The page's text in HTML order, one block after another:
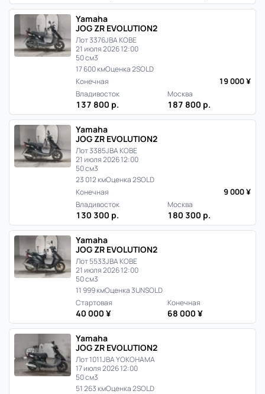
Yamaha
JOG ZR EVOLUTION2
Лот 3376JBA KOBE
21 июля 2026 12:00
50 см3
17 600 кмОценка 2SOLD
Конечная
19 000 ¥
Владивосток
137 800 р.
Москва
187 800 р.
Yamaha
JOG ZR EVOLUTION2
Лот 3385JBA KOBE
21 июля 2026 12:00
50 см3
23 012 кмОценка 2SOLD
Конечная
9 000 ¥
Владивосток
130 300 р.
Москва
180 300 р.
Yamaha
JOG ZR EVOLUTION2
Лот 5533JBA KOBE
21 июля 2026 12:00
50 см3
11 999 кмОценка 3UNSOLD
Стартовая
40 000 ¥
Конечная
68 000 ¥
Yamaha
JOG ZR EVOLUTION2
Лот 1011JBA YOKOHAMA
17 июля 2026 12:00
50 см3
51 263 кмОценка 2SOLD